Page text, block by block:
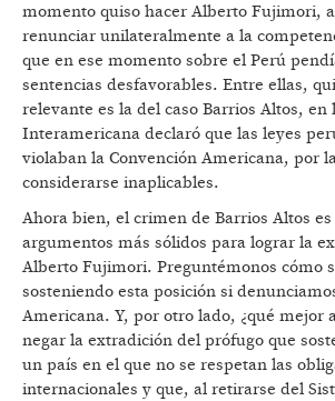
momento quiso hacer Alberto Fujimori,
renunciar unilateralmente a la
que en ese momento sobre el Perú
sentencias desfavorables. Entre ellas,
relevante es la del caso Barrios Altos, en
Interamericana declaró que las leyes
violaban la Convención Americana, por
considerarse inaplicables.
Ahora bien, el crimen de Barrios Altos
argumentos más sólidos para lograr la
Alberto Fujimori. Preguntémonos cómo
sosteniendo esta posición si
Americana. Y, por otro lado, ¿qué mejor
negar la extradición del prófugo que
un país en el que no se respetan las
internacionales y que, al retirarse del